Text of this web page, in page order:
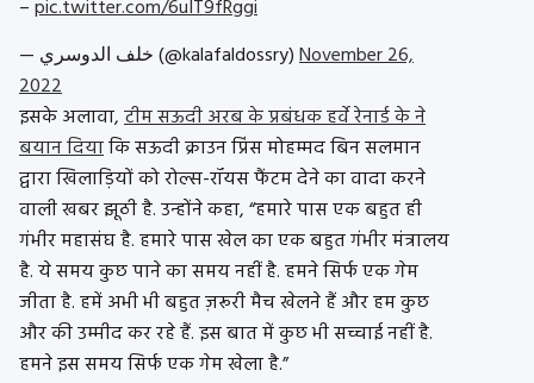
–pic.twitter.com/6uIT9fRggi
— خلف الدوسري (@kalafaldossry)November 26,
2022
इसके अलावा,टीम सऊदी अरब के प्रबंधक हर्वे रेनार्ड के ने
बयान दियाकि सऊदी क्राउन प्रिंस मोहम्मद बिन सलमान
द्वारा खिलाड़ियों को रोल्स-रॉयस फैंटम देने का वादा करने
वाली खबर झूठी है. उन्होंने कहा, “हमारे पास एक बहुत ही
गंभीर महासंघ है. हमारे पास खेल का एक बहुत गंभीर मंत्रालय
है. ये समय कुछ पाने का समय नहीं है. हमने सिर्फ एक गेम
जीता है. हमें अभी भी बहुत ज़रूरी मैच खेलने हैं और हम कुछ
और की उम्मीद कर रहे हैं. इस बात में कुछ भी सच्चाई नहीं है.
हमने इस समय सिर्फ एक गेम खेला है.”